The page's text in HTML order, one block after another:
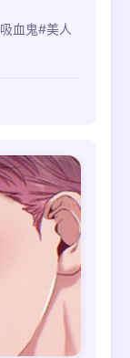
血鬼#美人